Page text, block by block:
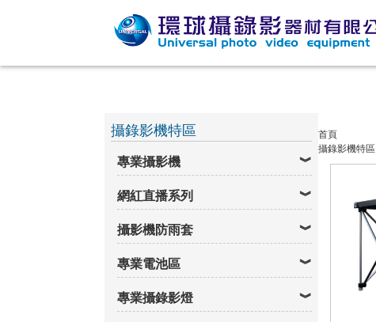
攝錄影機特區
專業攝影機
網紅直播系列
攝影機防雨套
專業電池區
專業攝錄影燈
首頁
攝錄影機特區